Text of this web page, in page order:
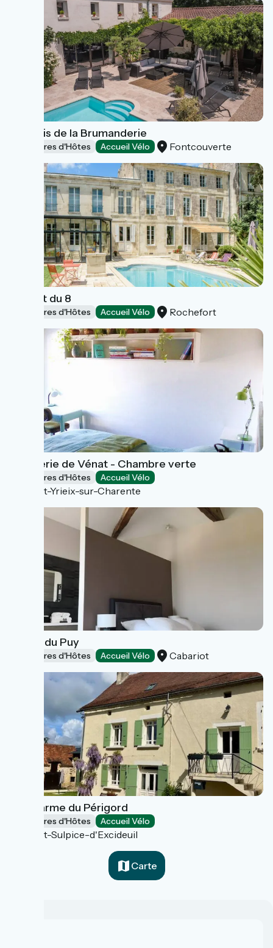
Le Logis de la Brumanderie
Chambres d'Hôtes Accueil Vélo Fontcouverte
L'Esprit du 8
Chambres d'Hôtes Accueil Vélo Rochefort
L'Epicerie de Vénat - Chambre verte
Chambres d'Hôtes Accueil Vélo
Saint-Yrieix-sur-Charente
La Clé du Puy
Chambres d'Hôtes Accueil Vélo Cabariot
Le Charme du Périgord
Chambres d'Hôtes Accueil Vélo
Saint-Sulpice-d'Excideuil
Carte